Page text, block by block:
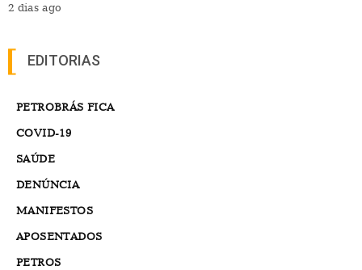
2 dias ago
EDITORIAS
PETROBRÁS FICA
COVID-19
SAÚDE
DENÚNCIA
MANIFESTOS
APOSENTADOS
PETROS